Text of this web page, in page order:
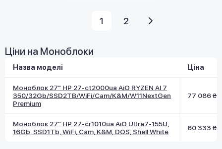
1 2
Ціни на Моноблоки
Назва моделі Ціна
Моноблок 27" HP 27-ct2000ua AiO RYZEN AI 7
350/32Gb/SSD2TB/WiFi/Cam/K&M/W11NextGen
Premium
77 086 ₴
Моноблок 27" HP 27-cr1010ua AiO Ultra7-155U,
16Gb, SSD1Tb, WiFi, Cam, K&M, DOS, Shell White
60 333 ₴